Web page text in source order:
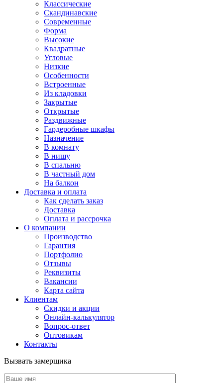
Классические
Скандинавские
Современные
Форма
Высокие
Квадратные
Угловые
Низкие
Особенности
Встроенные
Из кладовки
Закрытые
Открытые
Раздвижные
Гардеробные шкафы
Назначение
В комнату
В нишу
В спальню
В частный дом
На балкон
Доставка и оплата
Как сделать заказ
Доставка
Оплата и рассрочка
О компании
Производство
Гарантия
Портфолио
Отзывы
Реквизиты
Вакансии
Карта сайта
Клиентам
Скидки и акции
Онлайн-калькулятор
Вопрос-ответ
Оптовикам
Контакты
Вызвать замерщика